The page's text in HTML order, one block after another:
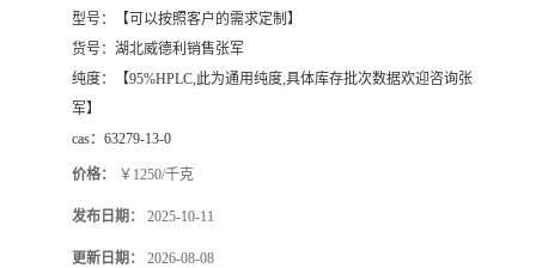
型号：
【可以按照客户的需求定制】
货号： 湖北威德利销售张军
纯度：
【95%HPLC,此为通用纯度,具体库存批次数据欢迎咨询张
军】
cas： 63279-13-0
价格： ￥1250/千克
发布日期： 2025-10-11
更新日期： 2026-08-08